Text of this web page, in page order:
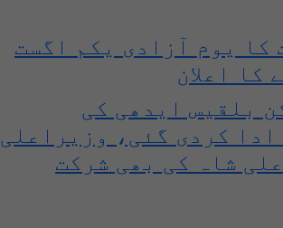
کا یوم آزادی یکم اگست
کا اعلان
بلقیس ایدھی کی
ادا کردی گئی، وزیراعلی
شاہ کی بھی شرکت